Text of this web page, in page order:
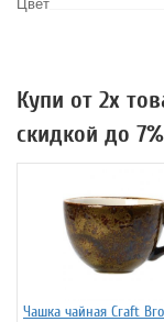
Купи от 2х
скидкой до 7%
Чашка чайная Craft